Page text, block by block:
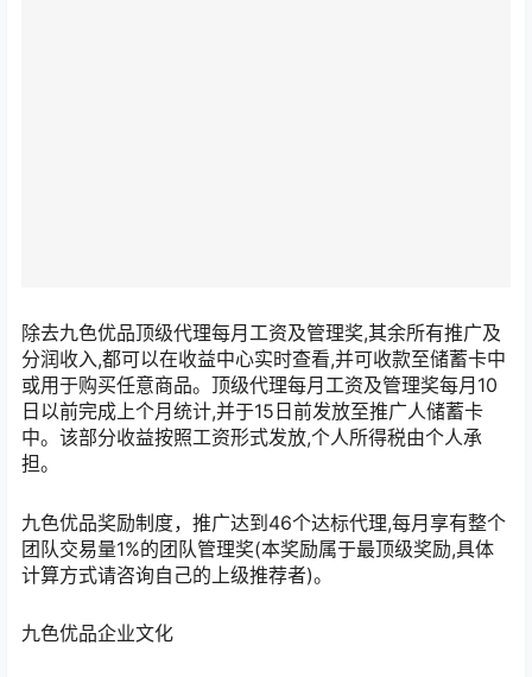
除去九色优品顶级代理每月工资及管理奖,其余所有推广及
分润收入,都可以在收益中心实时查看,并可收款至储蓄卡中
或用于购买任意商品。顶级代理每月工资及管理奖每月10
日以前完成上个月统计,并于15日前发放至推广人储蓄卡
中。该部分收益按照工资形式发放,个人所得税由个人承
担。
九色优品奖励制度，推广达到46个达标代理,每月享有整个
团队交易量1%的团队管理奖(本奖励属于最顶级奖励,具体
计算方式请咨询自己的上级推荐者)。
九色优品企业文化